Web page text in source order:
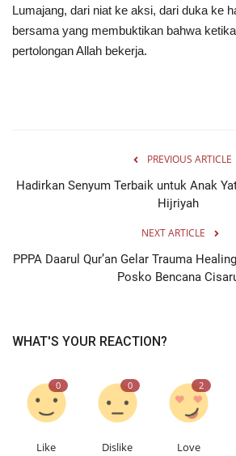
Lumajang, dari niat ke aksi, dari duka ke
bersama yang membuktikan bahwa
pertolongan Allah bekerja.
PREVIOUS ARTICLE
Hadirkan Senyum Terbaik untuk Anak
Hijriyah
NEXT ARTICLE
PPPA Daarul Qur’an Gelar Trauma
Posko Bencana
WHAT'S YOUR REACTION?
0
Like
0
Dislike
2
Love